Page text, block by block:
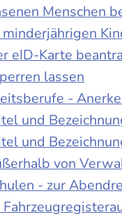
Menschen
eID-Karte
lassen
-
und
und
von
- zur